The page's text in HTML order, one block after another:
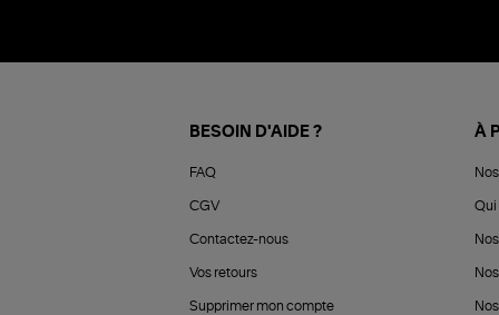
BESOIN D'AIDE ?
FAQ
CGV
Contactez-nous
Vos retours
Supprimer mon compte
À
Qui